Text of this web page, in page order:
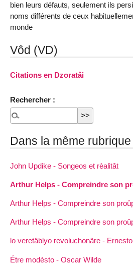
bien leurs défauts, seulement ils
noms différents de ceux
monde
Vôd (VD)
Citations en Dzoratâi
Rechercher :
Dans la même rubrique
John Updike - Songeos et rèalitât
Arthur Helps - Compreindre son
Arthur Helps - Compreindre son
Arthur Helps - Compreindre son
lo veretâblyo revoluchonâre -
Étre modèsto - Oscar Wilde